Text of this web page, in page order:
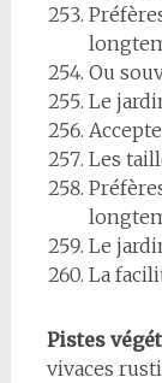
Ou
Le
Les
Le
La
Pistes
vivaces